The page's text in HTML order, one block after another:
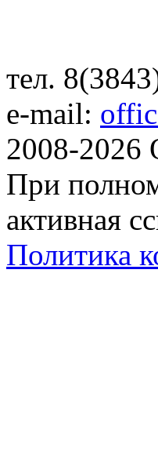
тел.
e-mail:
2008-
При
активная
Политика